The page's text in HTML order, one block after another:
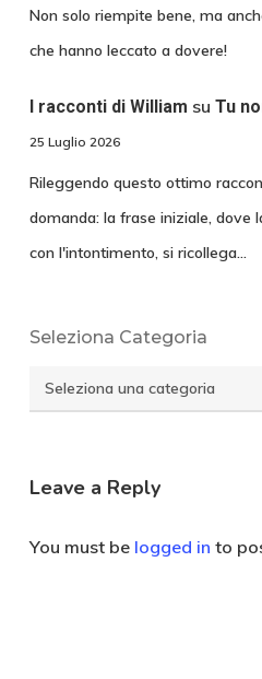
Non solo riempite bene, ma
che hanno leccato a dovere!
I racconti di William su Tu
25 Luglio 2026
Rileggendo questo ottimo
domanda: la frase iniziale, dove
con l'intontimento, si ricollega…
Seleziona Categoria
Seleziona
Categoria
Leave a Reply
You must be logged in to